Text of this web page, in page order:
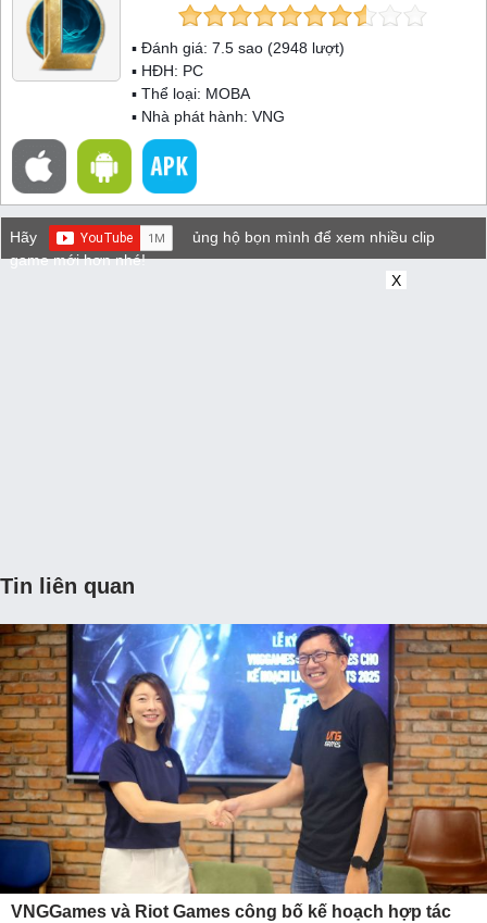
▪ Đánh giá: 7.5 sao (2948 lượt)
▪ HĐH: PC
▪ Thể loại: MOBA
▪ Nhà phát hành: VNG
Hãy
ủng hộ bọn mình để xem nhiều clip
game mới hơn nhé!
X
Tin liên quan
VNGGames và Riot Games công bố kế hoạch hợp tác